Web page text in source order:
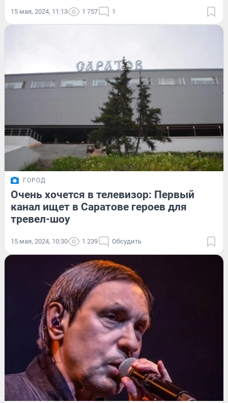
15 мая, 2024, 11:13 1 757 1
ГОРОД
Очень хочется в телевизор: Первый
канал ищет в Саратове героев для
тревел-шоу
15 мая, 2024, 10:30 1 239 Обсудить